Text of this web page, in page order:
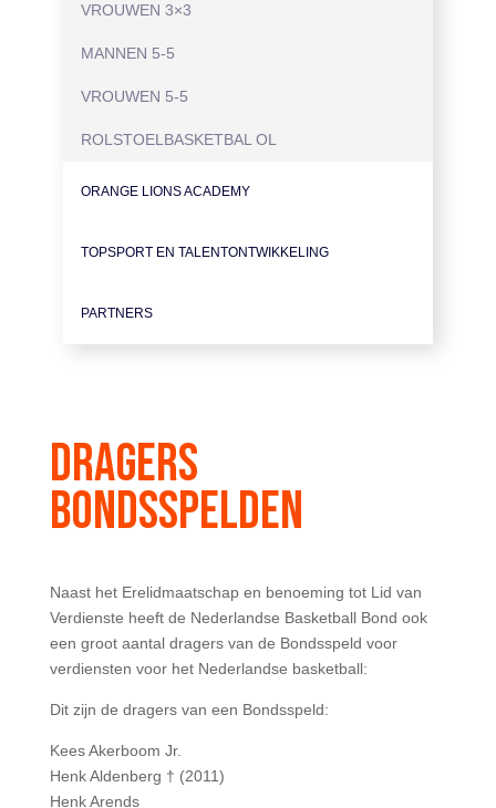
VROUWEN 3×3
MANNEN 5-5
VROUWEN 5-5
ROLSTOELBASKETBAL OL
ORANGE LIONS ACADEMY
TOPSPORT EN TALENTONTWIKKELING
PARTNERS
DRAGERS
BONDSSPELDEN
Naast het Erelidmaatschap en benoeming tot Lid van
Verdienste heeft de Nederlandse Basketball Bond ook
een groot aantal dragers van de Bondsspeld voor
verdiensten voor het Nederlandse basketball:
Dit zijn de dragers van een Bondsspeld:
Kees Akerboom Jr.
Henk Aldenberg † (2011)
Henk Arends